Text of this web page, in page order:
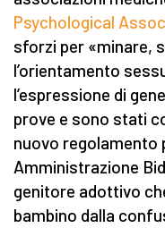
Psychological
sforzi per «minare,
l’orientamento
l’espressione di
prove e sono stati
nuovo regolamento
Amministrazione
genitore adottivo
bambino dalla